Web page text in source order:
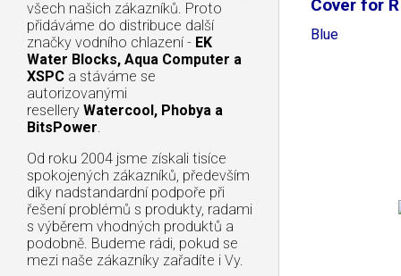
všech našich zákazníků. Proto
přidáváme do distribuce další
značky vodního chlazení - EK
Water Blocks, Aqua Computer a
XSPC a stáváme se
autorizovanými
resellery Watercool, Phobya a
BitsPower.
Od roku 2004 jsme získali tisíce
spokojených zákazníků, především
díky nadstandardní podpoře při
řešení problémů s produkty, radami
s výběrem vhodných produktů a
podobně. Budeme rádi, pokud se
mezi naše zákazníky zařadíte i Vy.
Cover for
Blue